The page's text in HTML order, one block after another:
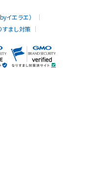
イエラエ）
すまし対策